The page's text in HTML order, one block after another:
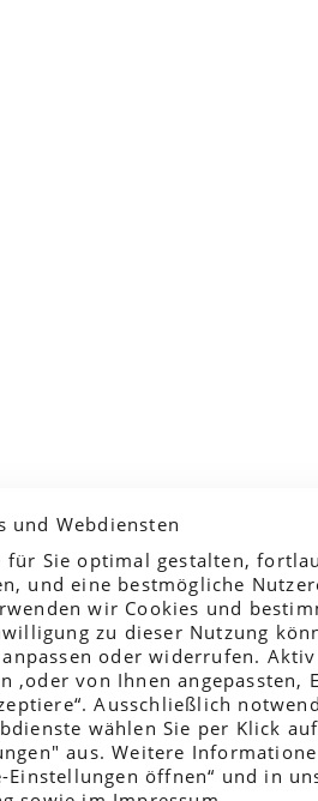
Einstellungen
Google Tag Manager und
Google Building Gordon
und Webdiensten
für Sie optimal gestalten,
und eine bestmögliche
wir Cookies und
zu dieser Nutzung
oder widerrufen.
,oder von Ihnen angepassten,
Ausschließlich
wählen Sie per Klick
aus. Weitere
Einstellungen öffnen“ und in